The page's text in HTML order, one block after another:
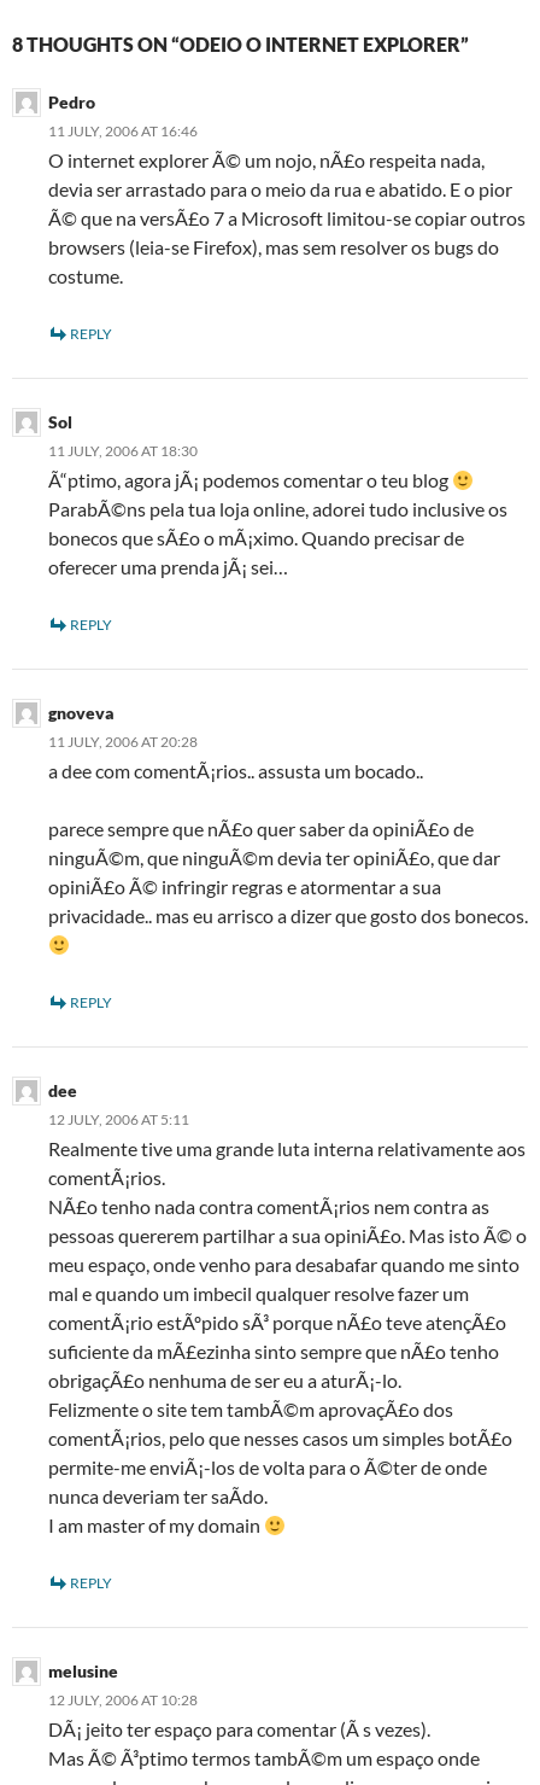
8 THOUGHTS ON “ODEIO O INTERNET EXPLORER”
Pedro
11 JULY, 2006 AT 16:46
O internet explorer Ã© um nojo, nÃ£o respeita nada,
devia ser arrastado para o meio da rua e abatido. E o pior
Ã© que na versÃ£o 7 a Microsoft limitou-se copiar outros
browsers (leia-se Firefox), mas sem resolver os bugs do
costume.
REPLY
Sol
11 JULY, 2006 AT 18:30
Ã“ptimo, agora jÃ¡ podemos comentar o teu blog
ParabÃ©ns pela tua loja online, adorei tudo inclusive os
bonecos que sÃ£o o mÃ¡ximo. Quando precisar de
oferecer uma prenda jÃ¡ sei…
REPLY
gnoveva
11 JULY, 2006 AT 20:28
a dee com comentÃ¡rios.. assusta um bocado..
parece sempre que nÃ£o quer saber da opiniÃ£o de
ninguÃ©m, que ninguÃ©m devia ter opiniÃ£o, que dar
opiniÃ£o Ã© infringir regras e atormentar a sua
privacidade.. mas eu arrisco a dizer que gosto dos bonecos.
REPLY
dee
12 JULY, 2006 AT 5:11
Realmente tive uma grande luta interna relativamente aos
comentÃ¡rios.
NÃ£o tenho nada contra comentÃ¡rios nem contra as
pessoas quererem partilhar a sua opiniÃ£o. Mas isto Ã© o
meu espaço, onde venho para desabafar quando me sinto
mal e quando um imbecil qualquer resolve fazer um
comentÃ¡rio estÃºpido sÃ³ porque nÃ£o teve atençÃ£o
suficiente da mÃ£ezinha sinto sempre que nÃ£o tenho
obrigaçÃ£o nenhuma de ser eu a aturÃ¡-lo.
Felizmente o site tem tambÃ©m aprovaçÃ£o dos
comentÃ¡rios, pelo que nesses casos um simples botÃ£o
permite-me enviÃ¡-los de volta para o Ã©ter de onde
nunca deveriam ter saÃ­do.
I am master of my domain
REPLY
melusine
12 JULY, 2006 AT 10:28
DÃ¡ jeito ter espaço para comentar (Ã s vezes).
Mas Ã© Ã³ptimo termos tambÃ©m um espaço onde